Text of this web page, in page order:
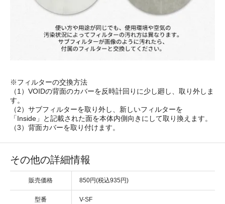
※フィルターの交換方法
（1）VOIDの背面のカバーを反時計回りに少し廻し、取り外しま
す。
（2）サブフィルターを取り外し、新しいフィルターを
「Inside」と記載された面を本体内側向きにして取り換えます。
（3）背面カバーを取り付けます。
その他の詳細情報
販売価格 850円(税込935円)
型番 V-SF